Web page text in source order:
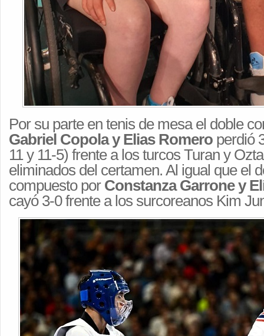
Por su parte en tenis de mesa el doble
Gabriel Copola y Elias Romero perdió
11 y 11-5) frente a los turcos Turan y
eliminados del certamen. Al igual que el
compuesto por Constanza Garrone y
cayó 3-0 frente a los surcoreanos Kim